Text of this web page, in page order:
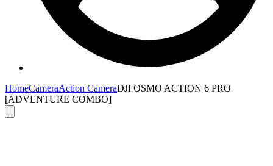
HomeCameraAction CameraDJI OSMO ACTION 6 PRO
[ADVENTURE COMBO]